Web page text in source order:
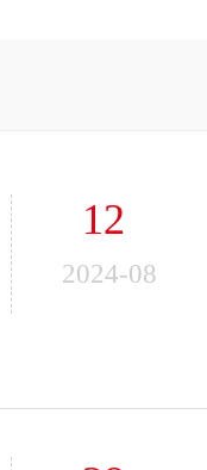
12
2024-08